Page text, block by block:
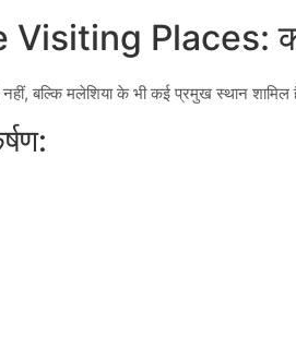
Visiting Places:
बल्कि मलेशिया के भी कई प्रमुख स्थान शामिल